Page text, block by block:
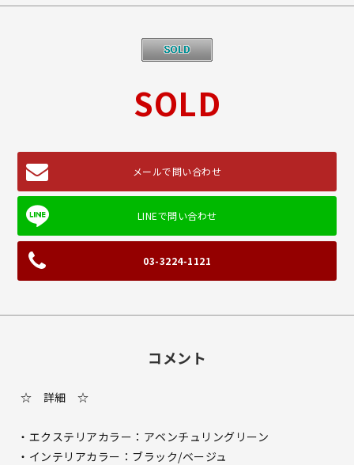
SOLD
メールで問い合わせ
03-3224-1121
コメント
☆ 詳細 ☆
・エクステリアカラー：アベンチュリングリーン
・インテリアカラー：ブラック/ベージュ